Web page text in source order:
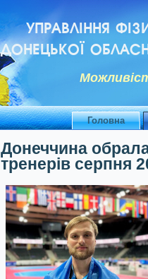
УПРАВЛІННЯ
ДОНЕЦЬКОЇ
Головна
Донеччина
тренерів серпня